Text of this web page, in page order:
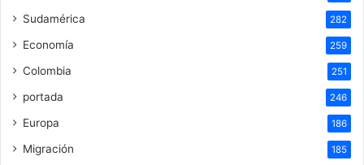
Sudamérica 282
Economía 259
Colombia 251
portada 246
Europa 186
Migración 185